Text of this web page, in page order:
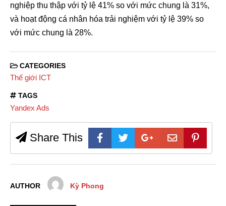
nghiệp thu thập với tỷ lệ 41% so với mức chung là 31%,
và hoạt động cá nhân hóa trải nghiệm với tỷ lệ 39% so
với mức chung là 28%.
CATEGORIES
Thế giới ICT
TAGS
Yandex Ads
Share This
AUTHOR Kỳ Phong